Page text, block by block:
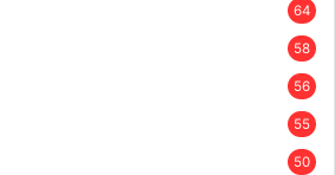
64
58
56
55
50